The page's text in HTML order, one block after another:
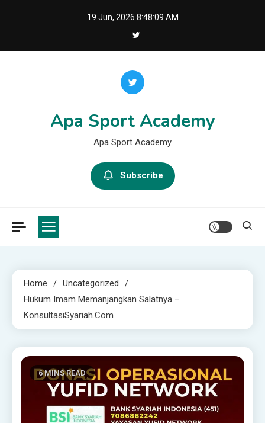
19 Jun, 2026 8:48:10 AM
Apa Sport Academy
Apa Sport Academy
Subscribe
Home
Uncategorized
Hukum Imam Memanjangkan Salatnya –
KonsultasiSyariah.com
6 MINS READ